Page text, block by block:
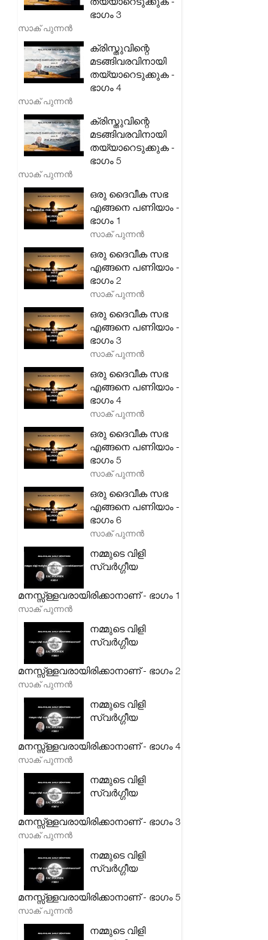
ഭാഗം 3
സാക് പുന്നൻ
ക്രിസ്തുവിന്റെ
മടങ്ങിവരവിനായി
തയ്യാറെടുക്കുക -
ഭാഗം 4
സാക് പുന്നൻ
ക്രിസ്തുവിന്റെ
മടങ്ങിവരവിനായി
തയ്യാറെടുക്കുക -
ഭാഗം 5
സാക് പുന്നൻ
ഒരു ദൈവീക സഭ
എങ്ങനെ പണിയാം -
ഭാഗം 1
സാക് പുന്നൻ
ഒരു ദൈവീക സഭ
എങ്ങനെ പണിയാം -
ഭാഗം 2
സാക് പുന്നൻ
ഒരു ദൈവീക സഭ
എങ്ങനെ പണിയാം -
ഭാഗം 3
സാക് പുന്നൻ
ഒരു ദൈവീക സഭ
എങ്ങനെ പണിയാം -
ഭാഗം 4
സാക് പുന്നൻ
ഒരു ദൈവീക സഭ
എങ്ങനെ പണിയാം -
ഭാഗം 5
സാക് പുന്നൻ
ഒരു ദൈവീക സഭ
എങ്ങനെ പണിയാം -
ഭാഗം 6
സാക് പുന്നൻ
നമ്മുടെ വിളി
സ്വർഗ്ഗീയ
മനസ്സ്ള്ളവരായിരിക്കാനാണ് - ഭാഗം 1
സാക് പുന്നൻ
നമ്മുടെ വിളി
സ്വർഗ്ഗീയ
മനസ്സ്ള്ളവരായിരിക്കാനാണ് - ഭാഗം 2
സാക് പുന്നൻ
നമ്മുടെ വിളി
സ്വർഗ്ഗീയ
മനസ്സ്ള്ളവരായിരിക്കാനാണ് - ഭാഗം 4
സാക് പുന്നൻ
നമ്മുടെ വിളി
സ്വർഗ്ഗീയ
മനസ്സ്ള്ളവരായിരിക്കാനാണ് - ഭാഗം 3
സാക് പുന്നൻ
നമ്മുടെ വിളി
സ്വർഗ്ഗീയ
മനസ്സ്ള്ളവരായിരിക്കാനാണ് - ഭാഗം 5
സാക് പുന്നൻ
നമ്മുടെ വിളി